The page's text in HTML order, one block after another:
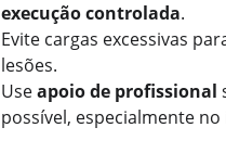
execução controlada.
Evite cargas excessivas
lesões.
Use apoio de profissional
possível, especialmente no